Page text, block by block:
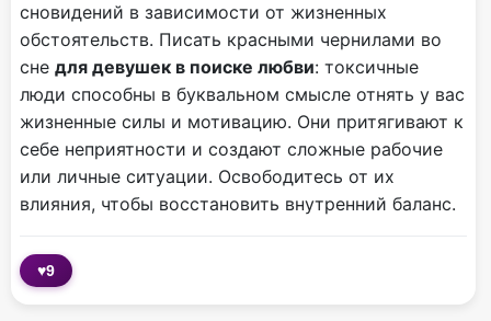
сновидений в зависимости от жизненных
обстоятельств. Писать красными чернилами во
сне для девушек в поиске любви: токсичные
люди способны в буквальном смысле отнять у вас
жизненные силы и мотивацию. Они притягивают к
себе неприятности и создают сложные рабочие
или личные ситуации. Освободитесь от их
влияния, чтобы восстановить внутренний баланс.
♥9